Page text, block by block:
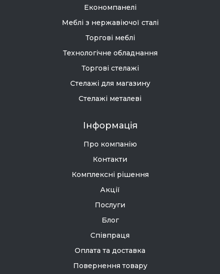
Економпанелі
Меблі з нержавіючої сталі
Торгові меблі
Технологічне обладнання
Торгові стелажі
Стелажі для магазину
Стелажі металеві
Інформація
Про компанію
Контакти
Комплексні рішення
Акції
Послуги
Блог
Співпраця
Оплата та доставка
Повернення товару